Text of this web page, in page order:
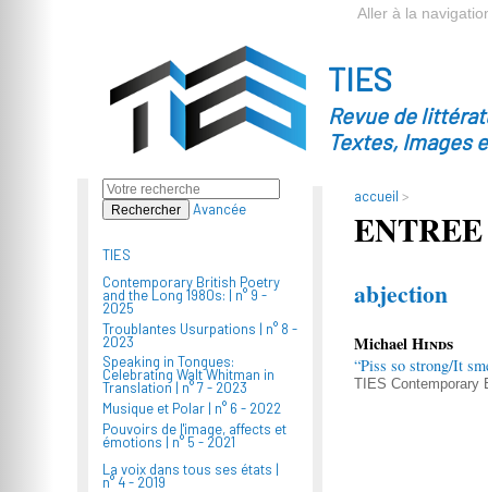
Aller à la
TIES
Revue de
Textes, Images
accueil >
ENTREE
abjection
MichaelHinds
“Piss so strong/It
TIES Contemporary
Avancée
TIES
Contemporary British Poetry
and the Long 1980s: | n° 9 -
2025
Troublantes Usurpations | n° 8 -
2023
Speaking in Tongues:
Celebrating Walt Whitman in
Translation | n° 7 - 2023
Musique et Polar | n° 6 - 2022
Pouvoirs de l'image, affects et
émotions | n° 5 - 2021
La voix dans tous ses états |
n° 4 - 2019